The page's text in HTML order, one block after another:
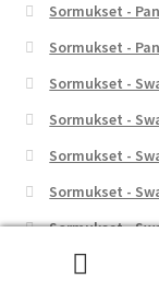
Sormukset -
Sormukset -
Sormukset -
Sormukset -
Sormukset -
Sormukset -
Sormukset -